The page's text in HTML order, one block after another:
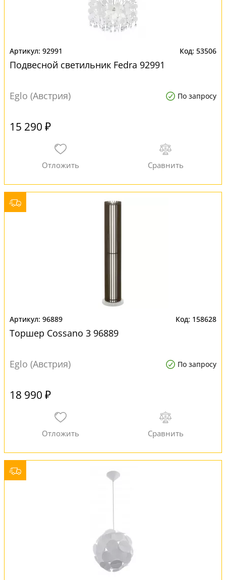
92991 53506
Подвесной светильник Fedra 92991
Eglo (Австрия) По запросу
15 290 ₽
96889 158628
Торшер Cossano 3 96889
Eglo (Австрия) По запросу
18 990 ₽